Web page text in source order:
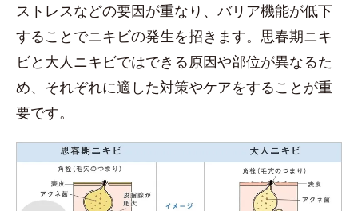
ストレスなどの要因が重なり、バリア機能が低下
することでニキビの発生を招きます。思春期ニキ
ビと大人ニキビではできる原因や部位が異なるた
め、それぞれに適した対策やケアをすることが重
要です。